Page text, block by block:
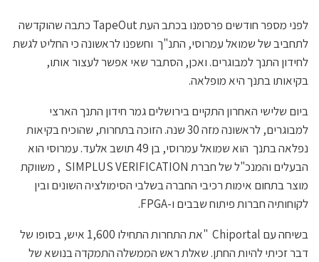
לפני מספר חודשים פרסמנו בכתב העת TapeOut כתבה שהוקדשה
לתחביב של שמואל עמרוסי, התנ"ך וחשפנו לראשונה כי החליט לגשת
לחידון התנך למבוגרים. ואכן, הסתבר שאי אפשר לעצור אותו,
בקיאותו בתנך היא מופלאה.
ביום שלישי האחרון התקיים בירושלים גמר חידון התנך הארצי
למבוגרים, לראשונה מזה 30 שנה. הזוכה בתחרות, שהוכיח בקיאות
נפלאה בתנך הוא שמואל עמרוסי, בן 49 תושב אלעד. עמרוסי הוא
הבעלים והמנכ"ל של חברת SIMPLUS VERIFICATION , משווקת
מוצר בתחום אימות רכיבי החברה בשלבי הסימולציה השונים ובין
לקוחותיה חברות פיתוח שבבים ו-FPGA.
בשיחה עם Chiportal "את התחרות התחילו 1,600 איש, בסופו של
דבר זכיתי להיות החתן. שאלת ראש הממשלה התמקדה בנושא של